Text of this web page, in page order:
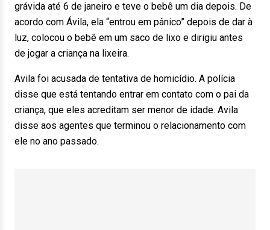
grávida até 6 de janeiro e teve o bebê um dia depois. De
acordo com Ávila, ela “entrou em pânico” depois de dar à
luz, colocou o bebê em um saco de lixo e dirigiu antes
de jogar a criança na lixeira.
Avila foi acusada de tentativa de homicídio. A polícia
disse que está tentando entrar em contato com o pai da
criança, que eles acreditam ser menor de idade. Avila
disse aos agentes que terminou o relacionamento com
ele no ano passado.